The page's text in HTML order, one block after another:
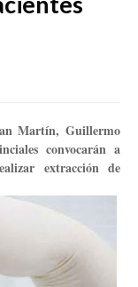
Martín, Guillermo
convocarán a
extracción de